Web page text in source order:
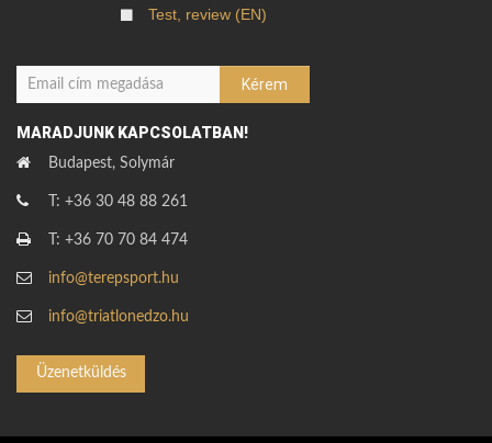
Test, review (EN)
MARADJUNK KAPCSOLATBAN!
Budapest, Solymár
T: +36 30 48 88 261
T: +36 70 70 84 474
info@terepsport.hu
info@triatlonedzo.hu
Üzenetküldés